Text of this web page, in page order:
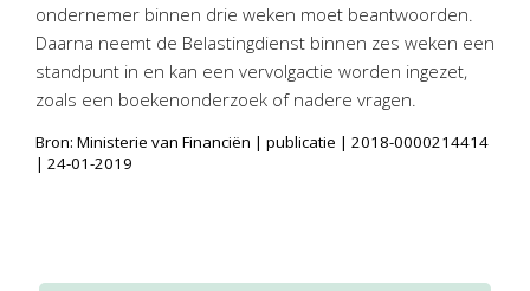
ondernemer binnen drie weken moet beantwoorden.
Daarna neemt de Belastingdienst binnen zes weken een
standpunt in en kan een vervolgactie worden ingezet,
zoals een boekenonderzoek of nadere vragen.
Bron: Ministerie van Financiën | publicatie | 2018-0000214414
| 24-01-2019